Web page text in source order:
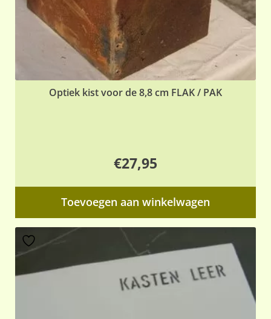
Optiek kist voor de 8,8 cm FLAK / PAK
€27,95
Toevoegen aan winkelwagen